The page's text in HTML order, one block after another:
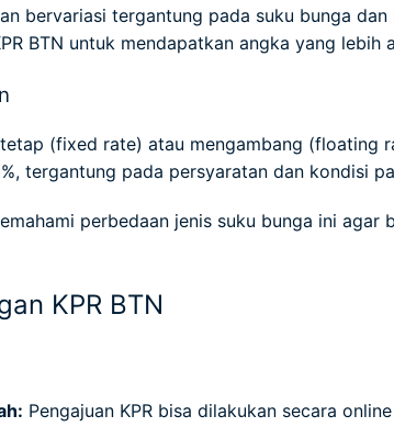
bervariasi tergantung pada suku bunga
BTN untuk mendapatkan angka yang lebih
(fixed rate) atau mengambang (floating
tergantung pada persyaratan dan kondisi
perbedaan jenis suku bunga ini agar
KPR BTN
Pengajuan KPR bisa dilakukan secara